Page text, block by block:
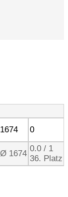
1674 0
Ø 1674
0.0 / 1
36. Platz